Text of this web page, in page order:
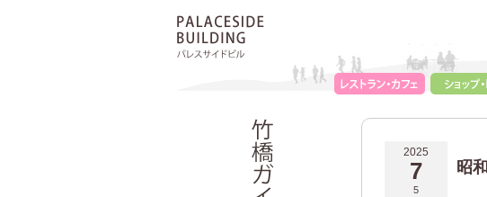
2025
7
5
昭